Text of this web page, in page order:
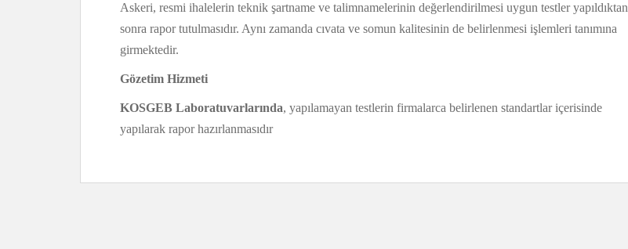
Askeri, resmi ihalelerin teknik şartname ve talimnamelerinin değerlendirilmesi uygun testler yapıldıktan
sonra rapor tutulmasıdır. Aynı zamanda cıvata ve somun kalitesinin de belirlenmesi işlemleri tanımına
girmektedir.
Gözetim Hizmeti
KOSGEB Laboratuvarlarında, yapılamayan testlerin firmalarca belirlenen standartlar içerisinde
yapılarak rapor hazırlanmasıdır